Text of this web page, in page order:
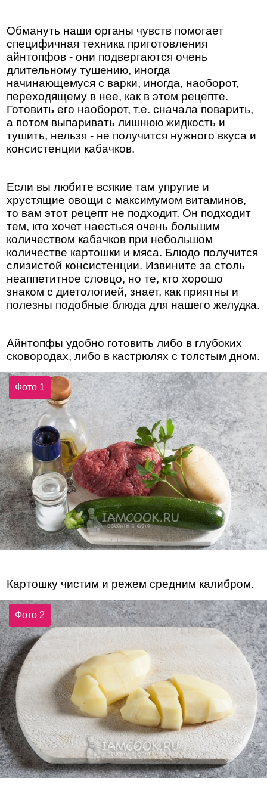
Обмануть наши органы чувств помогает
специфичная техника приготовления
айнтопфов - они подвергаются очень
длительному тушению, иногда
начинающемуся с варки, иногда, наоборот,
переходящему в нее, как в этом рецепте.
Готовить его наоборот, т.е. сначала поварить,
а потом выпаривать лишнюю жидкость и
тушить, нельзя - не получится нужного вкуса и
консистенции кабачков.
Если вы любите всякие там упругие и
хрустящие овощи с максимумом витаминов,
то вам этот рецепт не подходит. Он подходит
тем, кто хочет наесться очень большим
количеством кабачков при небольшом
количестве картошки и мяса. Блюдо получится
слизистой консистенции. Извините за столь
неаппетитное словцо, но те, кто хорошо
знаком с диетологией, знает, как приятны и
полезны подобные блюда для нашего желудка.
Айнтопфы удобно готовить либо в глубоких
сковородах, либо в кастрюлях с толстым дном.
Фото 1
Картошку чистим и режем средним калибром.
Фото 2